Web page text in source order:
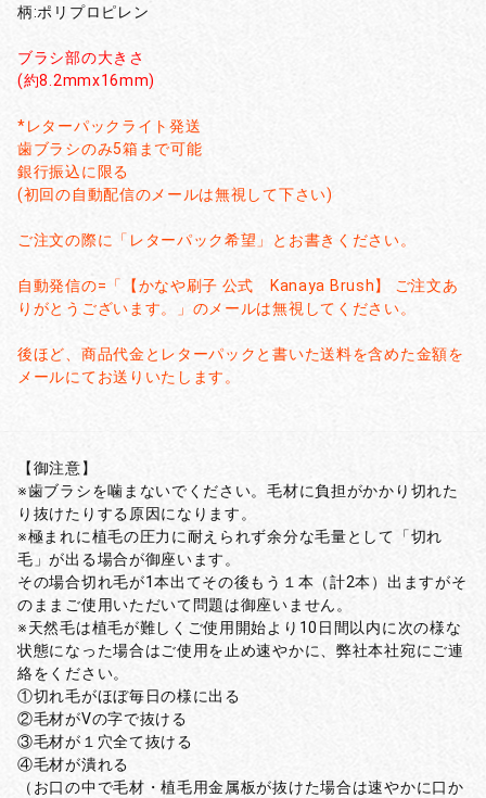
柄:ポリプロピレン
ブラシ部の大きさ
(約8.2mmx16mm)
*レターパックライト発送
歯ブラシのみ5箱まで可能
銀行振込に限る
(初回の自動配信のメールは無視して下さい)
ご注文の際に「レターパック希望」とお書きください。
自動発信の=「【かなや刷子 公式 Kanaya Brush】 ご注文あ
りがとうございます。」のメールは無視してください。
後ほど、商品代金とレターパックと書いた送料を含めた金額を
メールにてお送りいたします。
【御注意】
※歯ブラシを噛まないでください。毛材に負担がかかり切れた
り抜けたりする原因になります。
※極まれに植毛の圧力に耐えられず余分な毛量として「切れ
毛」が出る場合が御座います。
その場合切れ毛が1本出てその後もう１本（計2本）出ますがそ
のままご使用いただいて問題は御座いません。
※天然毛は植毛が難しくご使用開始より10日間以内に次の様な
状態になった場合はご使用を止め速やかに、弊社本社宛にご連
絡をください。
①切れ毛がほぼ毎日の様に出る
②毛材がVの字で抜ける
③毛材が１穴全て抜ける
④毛材が潰れる
（お口の中で毛材・植毛用金属板が抜けた場合は速やかに口か